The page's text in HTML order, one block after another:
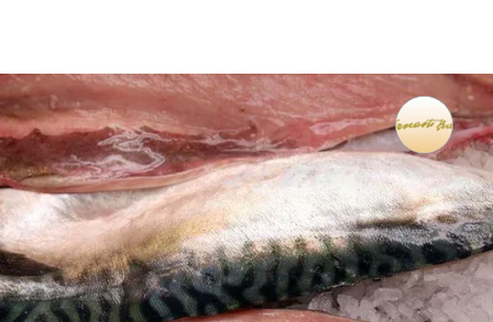
Ernesto Prieto
Pescaderías
C/ Bolivia 9, 28016, Madrid, CHAMARTIN, MADRID
VISITAR WEB CÓMO LLEGAR
Llamar ahora